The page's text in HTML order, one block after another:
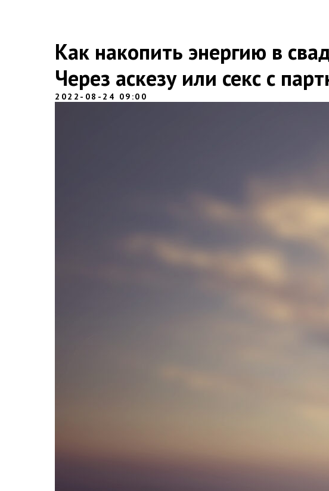
Как накопить энергию в
Через аскезу или секс с
2022-08-24 09:00